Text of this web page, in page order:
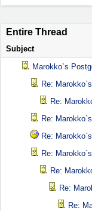
Entire Thread
Subject
Marokko`s
Re:
Re:
Re:
Re:
Re:
Re:
Re:
Re: